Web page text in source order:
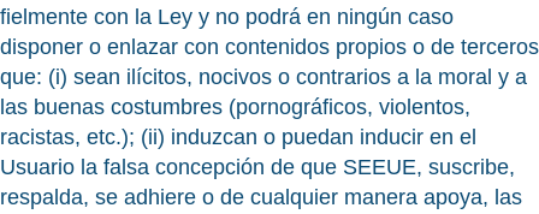
fielmente con la Ley y no podrá en ningún caso
disponer o enlazar con contenidos propios o de terceros
que: (i) sean ilícitos, nocivos o contrarios a la moral y a
las buenas costumbres (pornográficos, violentos,
racistas, etc.); (ii) induzcan o puedan inducir en el
Usuario la falsa concepción de que SEEUE, suscribe,
respalda, se adhiere o de cualquier manera apoya, las